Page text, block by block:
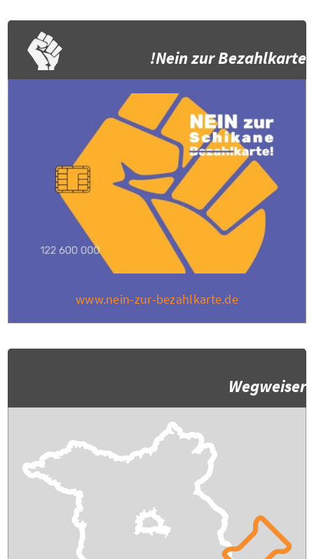
Nein zur Bezahlkarte!
www.nein-zur-bezahlkarte.de
Wegweiser